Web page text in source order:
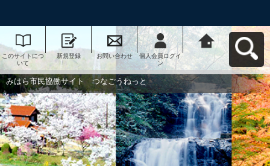
このサイトにつ
いて
新規登録 お問い合わせ
個人会員ログイ
ン
みはら市民協働
サイト つなご
うねっとへ戻る
みはら市民協働サイト つなごうねっと